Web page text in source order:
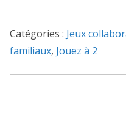
Maison
Souris
Catégories : Jeux
familiaux, Jouez à 2